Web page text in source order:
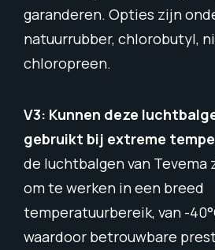
garanderen. Opties zijn
natuurrubber, chlorobutyl,
chloropreen.
V3: Kunnen deze
gebruikt bij extreme
de luchtbalgen van
om te werken in een breed
temperatuurbereik, van -
waardoor betrouwbare